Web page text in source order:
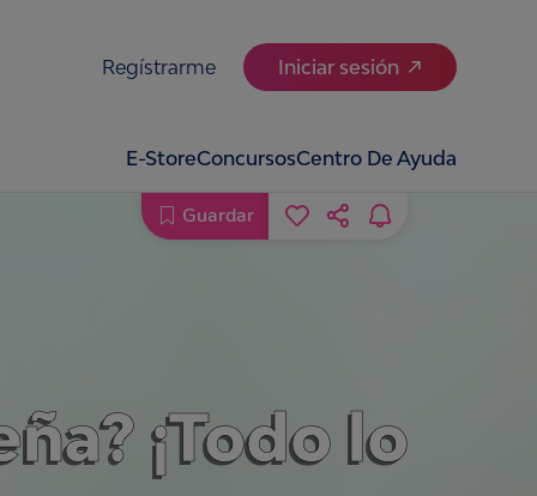
Regístrarme Iniciar sesión
E-StoreConcursosCentro De Ayuda
¡Todo lo
Guardar